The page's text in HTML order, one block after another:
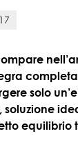
solo
equilibrio